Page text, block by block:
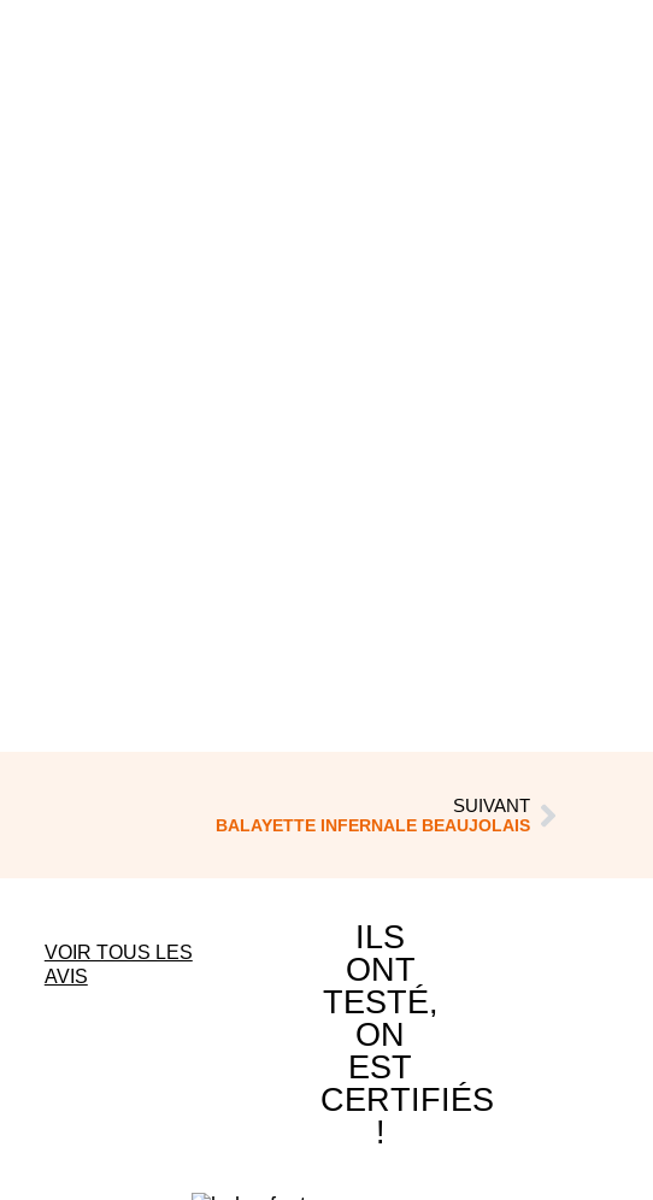
SUIVANT
BALAYETTE INFERNALE BEAUJOLAIS
VOIR TOUS LES
AVIS
ILS
ONT
TESTÉ,
ON
EST
CERTIFIÉS
!